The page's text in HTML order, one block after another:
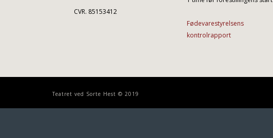
CVR. 85153412
Fødevarestyrelsens
kontrolrapport
Teatret ved Sorte Hest © 2019